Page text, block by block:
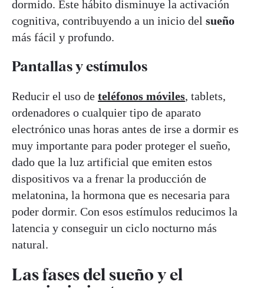
dormido. Este hábito disminuye la activación
cognitiva, contribuyendo a un inicio del sueño
más fácil y profundo.
Pantallas y estímulos
Reducir el uso de teléfonos móviles, tablets,
ordenadores o cualquier tipo de aparato
electrónico unas horas antes de irse a dormir es
muy importante para poder proteger el sueño,
dado que la luz artificial que emiten estos
dispositivos va a frenar la producción de
melatonina, la hormona que es necesaria para
poder dormir. Con esos estímulos reducimos la
latencia y conseguir un ciclo nocturno más
natural.
Las fases del sueño y el